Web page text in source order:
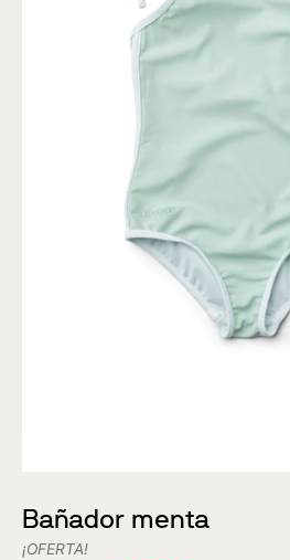
¡OFERTA!
Bañador menta